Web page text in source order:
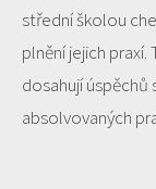
střední školou
plnění jejich praxí.
dosahují úspěchů
absolvovaných